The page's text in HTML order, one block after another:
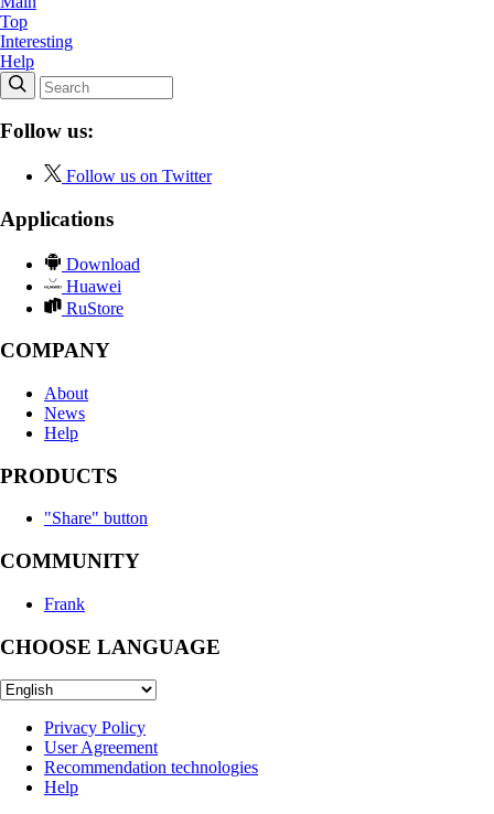
Top
Interesting
Help
Follow us:
Follow us on Twitter
Applications
Download
Huawei
RuStore
COMPANY
About
News
Help
PRODUCTS
"Share" button
COMMUNITY
Frank
CHOOSE LANGUAGE
Privacy Policy
User Agreement
Recommendation technologies
Help